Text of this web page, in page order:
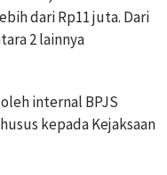
dari Rp11 juta. Dari
2 lainnya
internal BPJS
kepada Kejaksaan